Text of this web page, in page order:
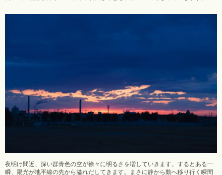
夜明け間近、深い群青色の空が徐々に明るさを増していきます。するとある一
瞬、陽光が地平線の先から溢れだしてきます。まさに静から動へ移り行く瞬間